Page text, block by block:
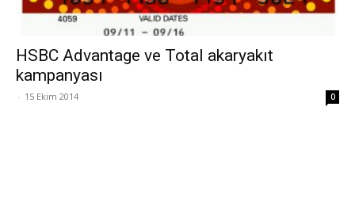
HSBC Advantage ve Total akaryakıt
kampanyası
- 15 Ekim 2014 0